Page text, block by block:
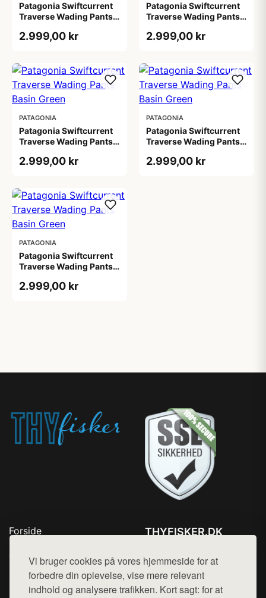
Vi bruger cookies på vores hjemmeside for at
forbedre din oplevelse, vise mere relevant
indhold og analysere trafikken. Kort sagt: for at
Patagonia Swiftcurrent
Traverse Wading Pants
2.999,00 kr
Patagonia Swiftcurrent
Traverse Wading Pants
2.999,00 kr
PATAGONIA
Patagonia Swiftcurrent
Traverse Wading Pants
2.999,00 kr
PATAGONIA
Patagonia Swiftcurrent
Traverse Wading Pants
2.999,00 kr
PATAGONIA
Patagonia Swiftcurrent
Traverse Wading Pants
2.999,00 kr
Forside
Top Rabatter
Kontakt
THYFISKER.DK
Mail: hej@want.dk